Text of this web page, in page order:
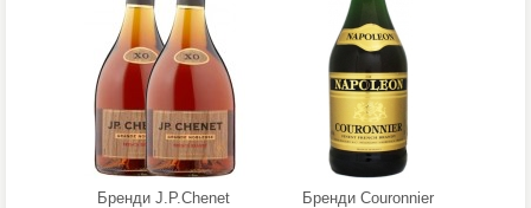
Бренди J.P.Chenet
Бренди Couronnier